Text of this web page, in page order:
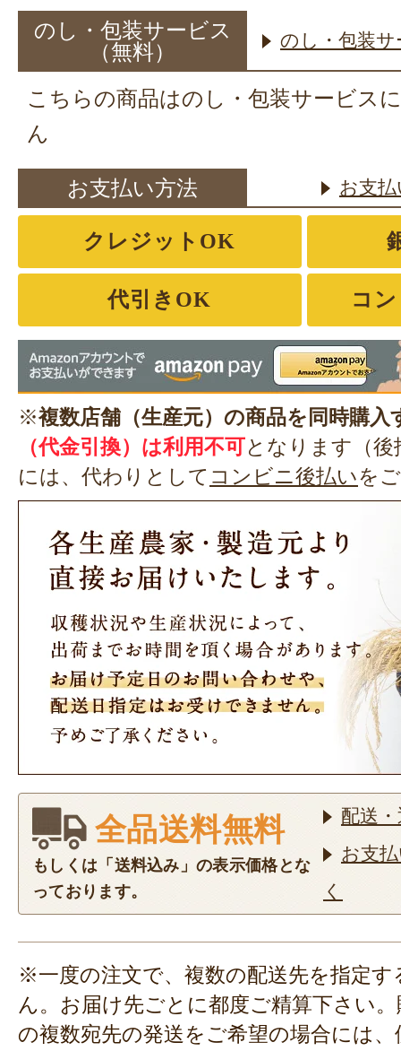
のし・包装サービス
（無料）
のし・包装
こちらの商品はのし・包装サービス
ん
お支払い方法 お支
クレジットOK
代引きOK コ
※複数店舗（生産元）の商品を同時購入
（代金引換）は利用不可となります（
には、代わりとして コンビニ後払いを
全品送料無料
もしくは「送料込み」の表示価格とな
っております。
配送
お支
く
※一度の注文で、複数の配送先を指定
ん。お届け先ごとに都度ご精算下さい
の複数宛先の発送をご希望の場合には、